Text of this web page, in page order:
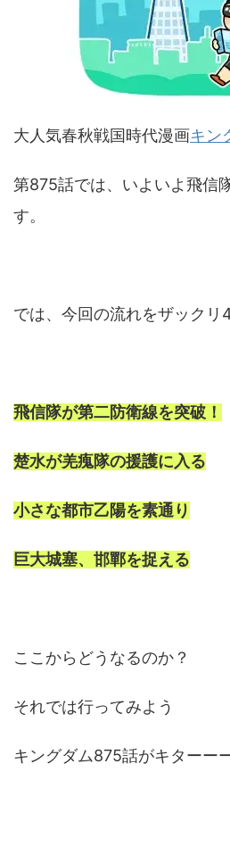
大人気春秋戦国時代漫画キン
第875話では、いよいよ飛信
す。
では、今回の流れをザックリ
飛信隊が第二防衛線を突破！
楚水が羌瘣隊の援護に入る
小さな都市乙陽を素通り
巨大城塞、邯鄲を捉える
ここからどうなるのか？
それでは行ってみよう
キングダム875話がキターー